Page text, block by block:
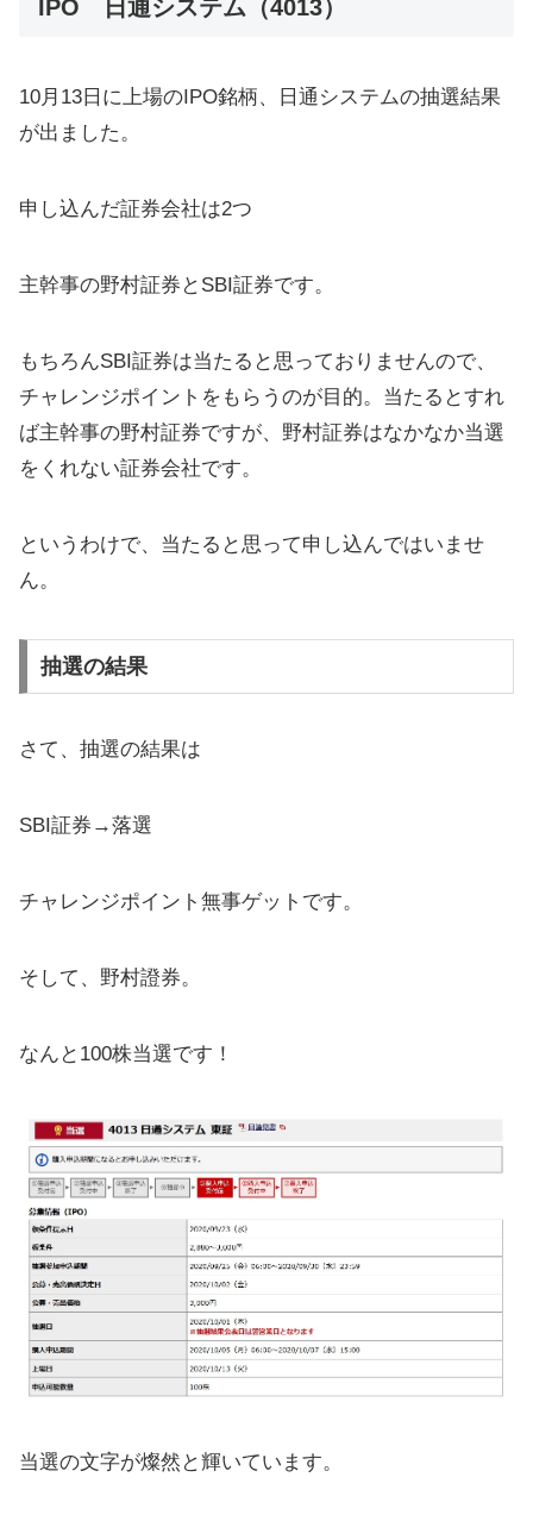
IPO 日通システム（4013）
10月13日に上場のIPO銘柄、日通システムの抽選結果
が出ました。
申し込んだ証券会社は2つ
主幹事の野村証券とSBI証券です。
もちろんSBI証券は当たると思っておりませんので、
チャレンジポイントをもらうのが目的。当たるとすれ
ば主幹事の野村証券ですが、野村証券はなかなか当選
をくれない証券会社です。
というわけで、当たると思って申し込んではいませ
ん。
抽選の結果
さて、抽選の結果は
SBI証券→落選
チャレンジポイント無事ゲットです。
そして、野村證券。
なんと100株当選です！
当選の文字が燦然と輝いています。